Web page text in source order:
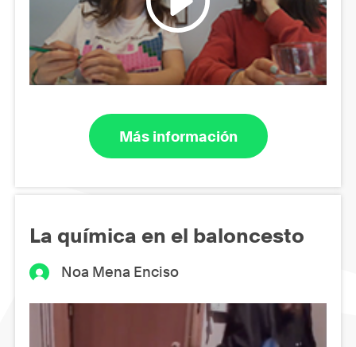
Más información
La química en el baloncesto
Noa Mena Enciso